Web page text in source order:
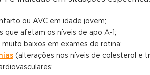
ou AVC em idade jovem;
que afetam os níveis de apo A-1;
muito baixos em exames de rotina;
(alterações nos níveis de colesterol e